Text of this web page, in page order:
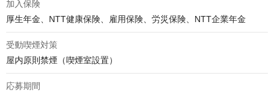
加入保険
厚生年金、NTT健康保険、雇用保険、労災保険、NTT企業年金
受動喫煙対策
屋内原則禁煙（喫煙室設置）
応募期間